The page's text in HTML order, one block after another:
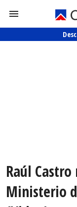
Raúl
Ministerio